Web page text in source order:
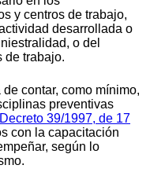
y centros de trabajo,
desarrollada o
o del
de trabajo.
contar, como mínimo,
preventivas
39/1997, de 17
con la capacitación
según lo